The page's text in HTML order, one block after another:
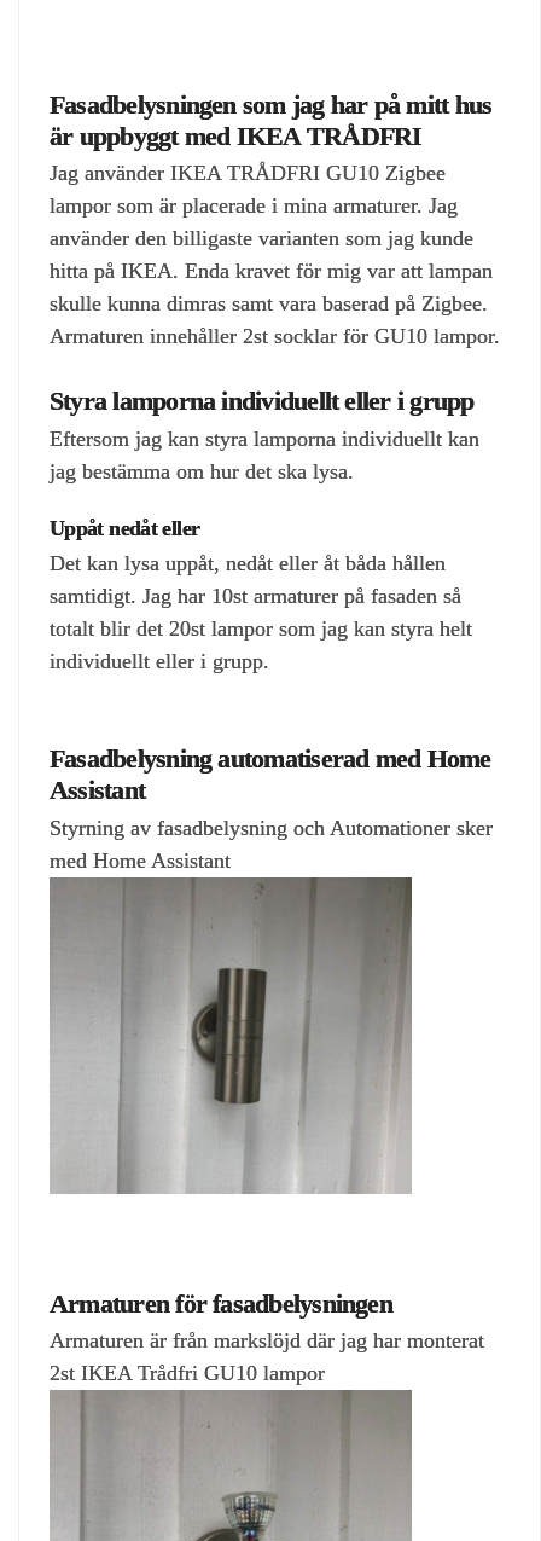
Fasadbelysningen som jag har på mitt hus
är uppbyggt med IKEA TRÅDFRI
Jag använder IKEA TRÅDFRI GU10 Zigbee
lampor som är placerade i mina armaturer. Jag
använder den billigaste varianten som jag kunde
hitta på IKEA. Enda kravet för mig var att lampan
skulle kunna dimras samt vara baserad på Zigbee.
Armaturen innehåller 2st socklar för GU10 lampor.
Styra lamporna individuellt eller i grupp
Eftersom jag kan styra lamporna individuellt kan
jag bestämma om hur det ska lysa.
Uppåt nedåt eller
Det kan lysa uppåt, nedåt eller åt båda hållen
samtidigt. Jag har 10st armaturer på fasaden så
totalt blir det 20st lampor som jag kan styra helt
individuellt eller i grupp.
Fasadbelysning automatiserad med Home
Assistant
Styrning av fasadbelysning och Automationer sker
med Home Assistant
Armaturen för fasadbelysningen
Armaturen är från markslöjd där jag har monterat
2st IKEA Trådfri GU10 lampor